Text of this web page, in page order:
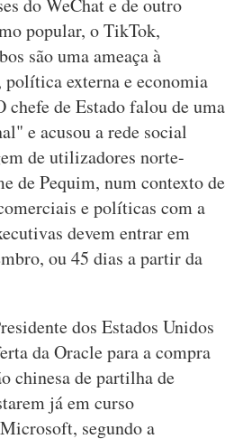
do WeChat e de outro
popular, o TikTok,
são uma ameaça à
política externa e economia
chefe de Estado falou de uma
e acusou a rede social
de utilizadores norte-
de Pequim, num contexto de
e políticas com a
devem entrar em
ou 45 dias a partir da
dos Estados Unidos
da Oracle para a compra
chinesa de partilha de
já em curso
segundo a